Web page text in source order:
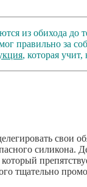
из обихода до
правильно за
, которая
свои
силикона.
тщательно